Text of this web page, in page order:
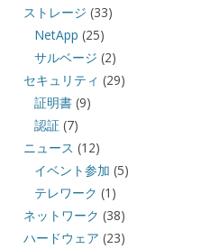
ストレージ (33)
NetApp (25)
サルベージ (2)
セキュリティ (29)
証明書 (9)
認証 (7)
ニュース (12)
イベント参加 (5)
テレワーク (1)
ネットワーク (38)
ハードウェア (23)